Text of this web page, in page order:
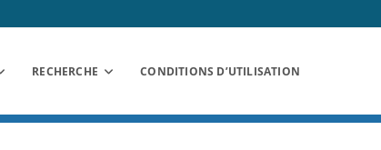
RECHERCHE CONDITIONS D’UTILISATION